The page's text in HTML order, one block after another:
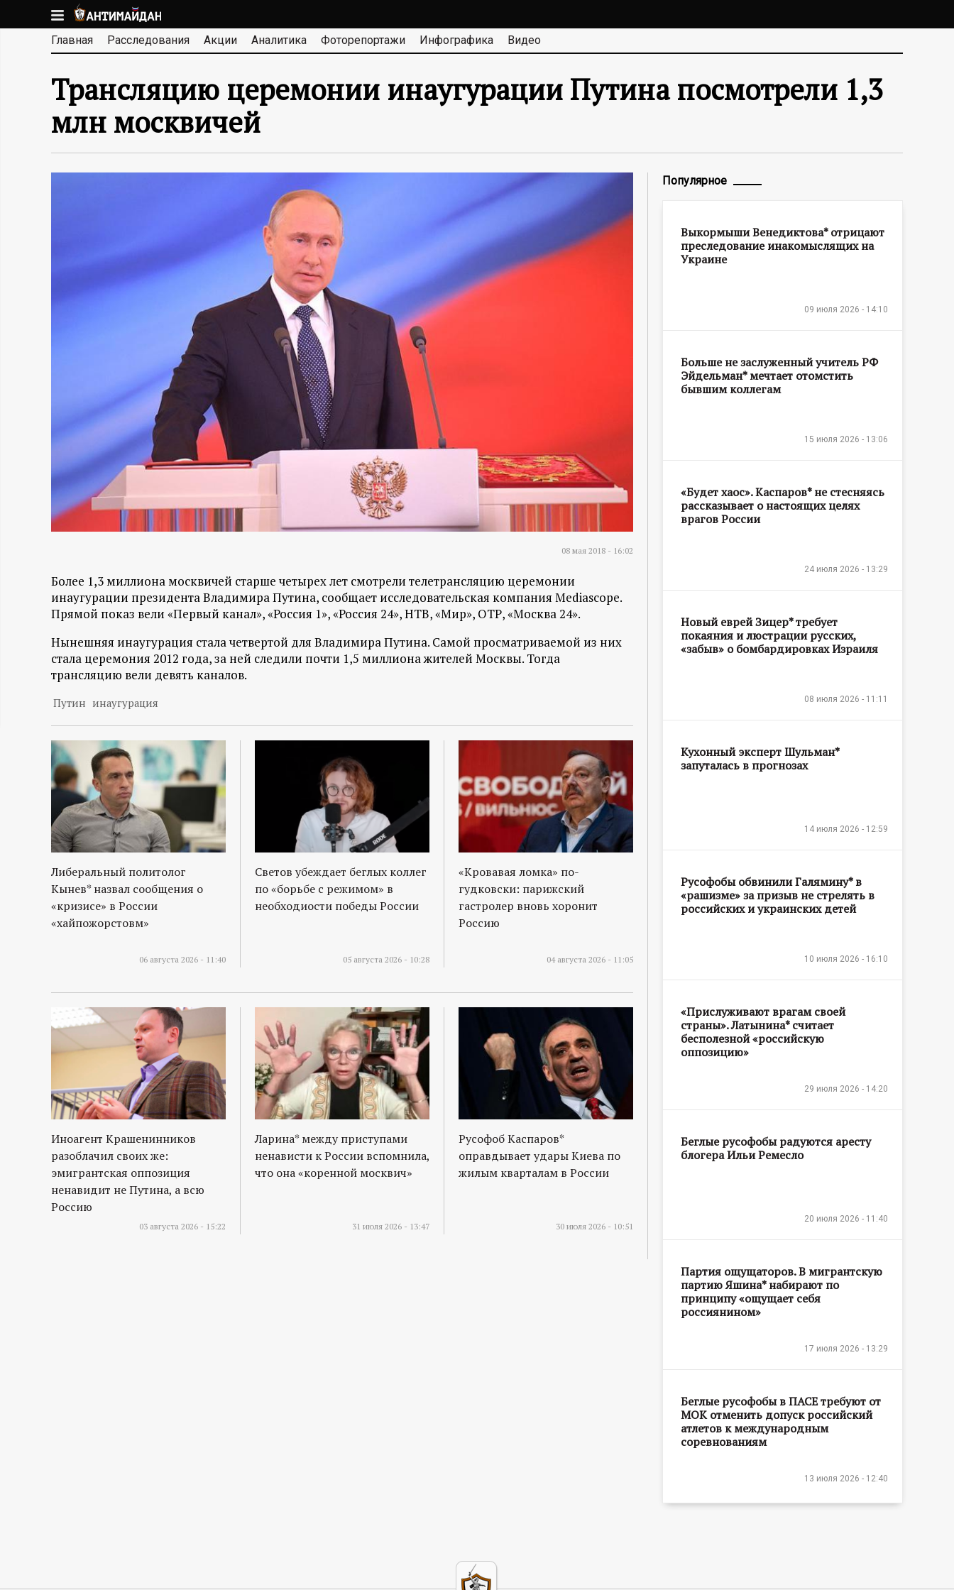
к
основномуА
Н
Т
И
М
и
ф
о
м
а
ц
и
о
н
н
ы
й
п
о
т
а
Главная Расследования Акции Аналитика Фоторепортажи Инфографика Видео
Трансляцию церемонии инаугурации Путина посмотрели 1,3
млн москвичей
08 мая 2018 - 16:02
Более 1,3 миллиона москвичей старше четырех лет смотрели телетрансляцию церемонии
инаугурации президента Владимира Путина, сообщает исследовательская компания Mediascope.
Прямой показ вели «Первый канал», «Россия 1», «Россия 24», НТВ, «Мир», ОТР, «Москва 24».
Нынешняя инаугурация стала четвертой для Владимира Путина. Самой просматриваемой из них
стала церемония 2012 года, за ней следили почти 1,5 миллиона жителей Москвы. Тогда
трансляцию вели девять каналов.
Путин инаугурация
Либеральный политолог
Кынев* назвал сообщения о
«кризисе» в России
«хайпожорстовм»
06 августа 2026 - 11:40
Светов убеждает беглых коллег
по «борьбе с режимом» в
необходиости победы России
05 августа 2026 - 10:28
«Кровавая ломка» по-
гудковски: парижский
гастролер вновь хоронит
Россию
04 августа 2026 - 11:05
Иноагент Крашенинников
разоблачил своих же:
эмигрантская оппозиция
ненавидит не Путина, а всю
Россию
03 августа 2026 - 15:22
Ларина* между приступами
ненависти к России вспомнила,
что она «коренной москвич»
31 июля 2026 - 13:47
Русофоб Каспаров*
оправдывает удары Киева по
жилым кварталам в России
30 июля 2026 - 10:51
Популярное
Выкормыши Венедиктова* отрицают
преследование инакомыслящих на
Украине
09 июля 2026 - 14:10
Больше не заслуженный учитель РФ
Эйдельман* мечтает отомстить
бывшим коллегам
15 июля 2026 - 13:06
«Будет хаос». Каспаров* не стесняясь
рассказывает о настоящих целях
врагов России
24 июля 2026 - 13:29
Новый еврей Зицер* требует
покаяния и люстрации русских,
«забыв» о бомбардировках Израиля
08 июля 2026 - 11:11
Кухонный эксперт Шульман*
запуталась в прогнозах
14 июля 2026 - 12:59
Русофобы обвинили Галямину* в
«рашизме» за призыв не стрелять в
российских и украинских детей
10 июля 2026 - 16:10
«Прислуживают врагам своей
страны». Латынина* считает
бесполезной «российскую
оппозицию»
29 июля 2026 - 14:20
Беглые русофобы радуются аресту
блогера Ильи Ремесло
20 июля 2026 - 11:40
Партия ощущаторов. В мигрантскую
партию Яшина* набирают по
принципу «ощущает себя
россиянином»
17 июля 2026 - 13:29
Беглые русофобы в ПАСЕ требуют от
МОК отменить допуск российский
атлетов к международным
соревнованиям
13 июля 2026 - 12:40